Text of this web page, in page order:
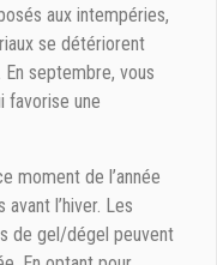
aux intempéries,
se détériorent
septembre, vous
favorise une
moment de l’année
l’hiver. Les
de gel/dégel peuvent